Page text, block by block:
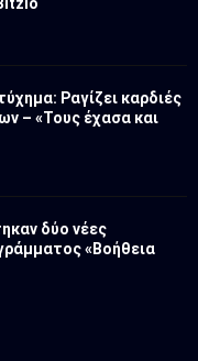
Ραγίζει καρδιές
– «Τους έχασα και
δύο νέες
«Βοήθεια